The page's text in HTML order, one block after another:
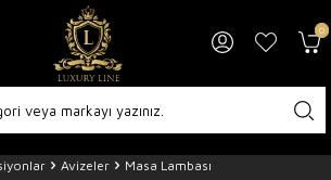
0
Avizeler
Masa Lambası